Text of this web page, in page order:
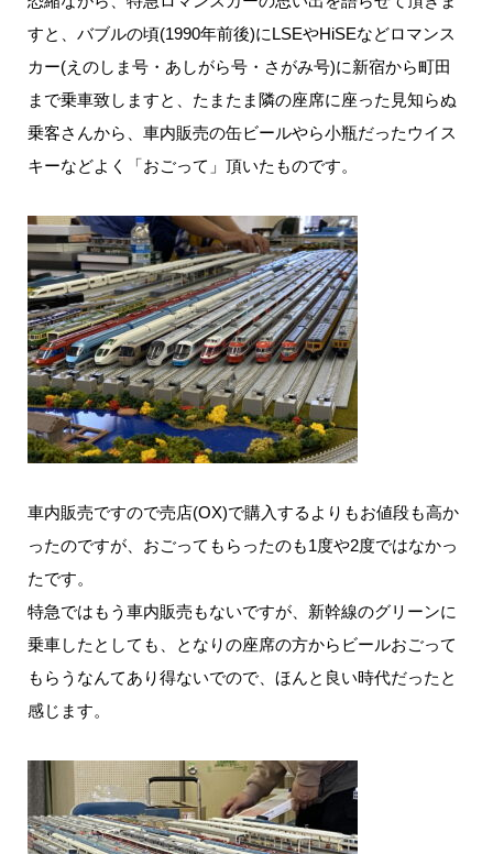
すと、バブルの頃(1990年前後)にLSEやHiSEなどロマンス
カー(えのしま号・あしがら号・さがみ号)に新宿から町田
まで乗車致しますと、たまたま隣の座席に座った見知らぬ
乗客さんから、車内販売の缶ビールやら小瓶だったウイス
キーなどよく「おごって」頂いたものです。
車内販売ですので売店(OX)で購入するよりもお値段も高か
ったのですが、おごってもらったのも1度や2度ではなかっ
たです。
特急ではもう車内販売もないですが、新幹線のグリーンに
乗車したとしても、となりの座席の方からビールおごって
もらうなんてあり得ないでので、ほんと良い時代だったと
感じます。